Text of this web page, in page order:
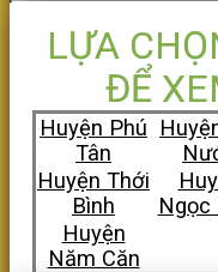
LỰA
ĐỂ
Huyện Phú
Tân
Huyện Thới
Bình
Ngọc
Huyện
Năm Căn